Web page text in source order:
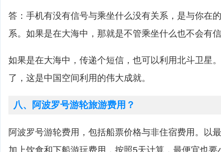
答：手机有没有信号与乘坐什么没有关系，是与你在
系。如果是在大海中，那就是不管乘坐什么也不会有
如果是在大海中，传递个短信，也可以利用北斗卫星
了，这是中国空间利用的伟大成就。
八、阿波罗号游轮旅游费用？
阿波罗号游轮费用，包括船票价格与非住宿费用。以
加上饮食和下船游玩费用，按照5天计算，最便宜也要